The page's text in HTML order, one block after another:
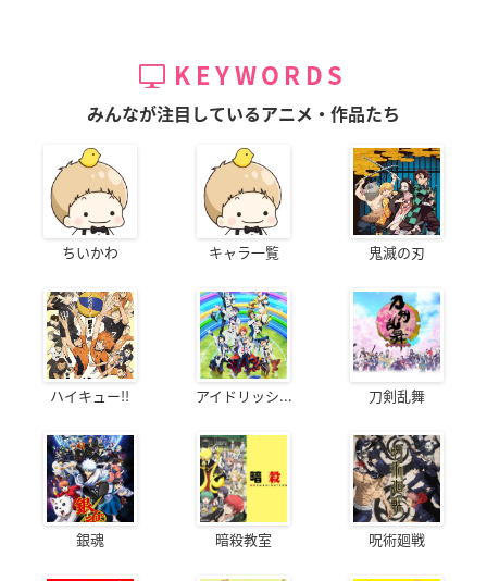
KEYWORDS
みんなが注目しているアニメ・作品たち
ちいかわ キャラ一覧 鬼滅の刃
ハイキュー!! アイドリッシ... 刀剣乱舞
銀魂 暗殺教室 呪術廻戦